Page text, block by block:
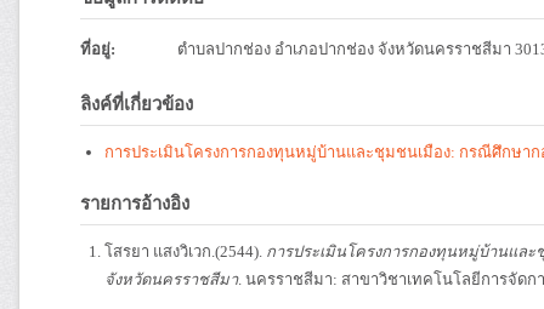
ที่อยู่: ตำบลปากช่อง อำเภอปากช่อง จังหวัดนครราชสีมา
ลิงค์ที่เกี่ยวข้อง
การประเมินโครงการกองทุนหมู่บ้านและชุมชนเมือง: กรณีศึกษา
รายการอ้างอิง
โสรยา แสงวิเวก.(2544). การประเมินโครงการกองทุนหมู่บ้านแล
จังหวัดนครราชสีมา. นครราชสีมา: สาขาวิชาเทคโนโลยีการจัด